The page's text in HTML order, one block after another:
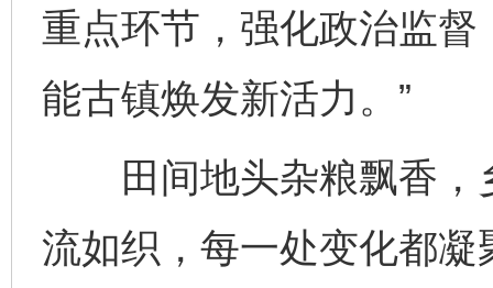
重点环节，强化政治监
能古镇焕发新活力。”
田间地头杂粮飘香，
流如织，每一处变化都